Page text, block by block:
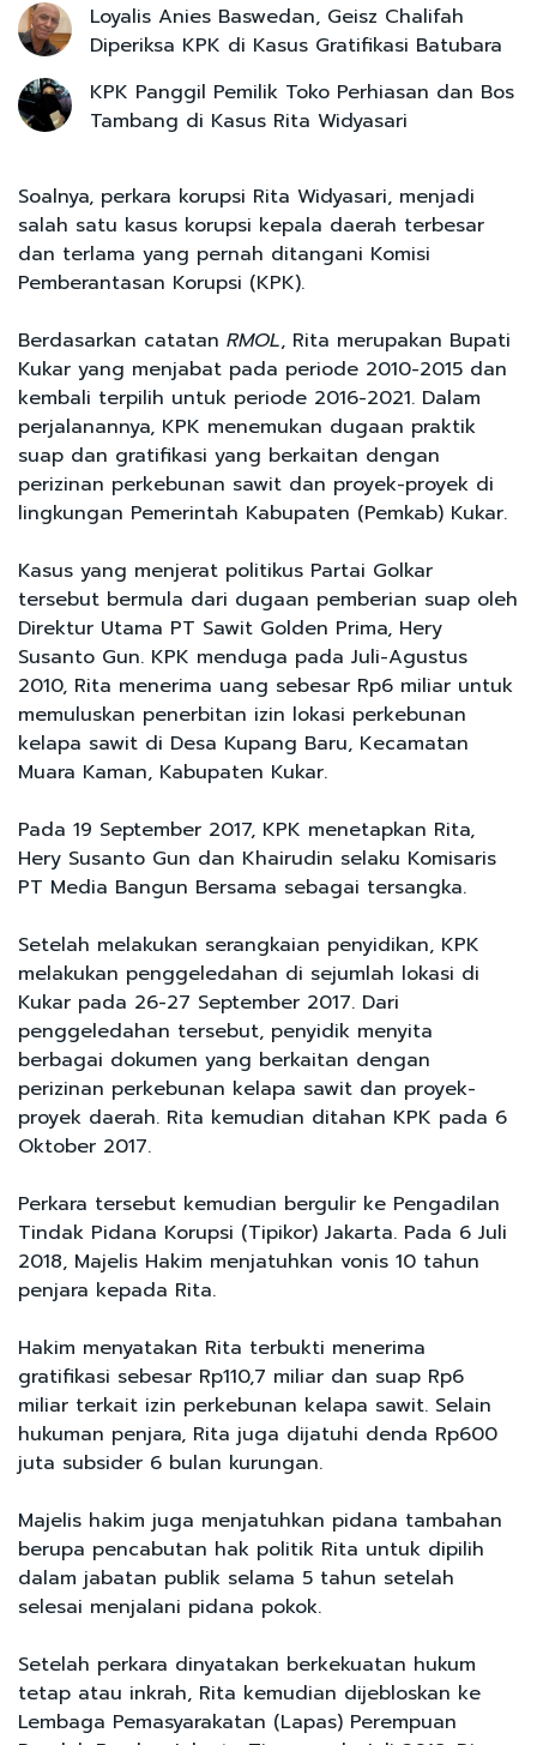
Loyalis Anies Baswedan, Geisz Chalifah
Diperiksa KPK di Kasus Gratifikasi Batubara
KPK Panggil Pemilik Toko Perhiasan dan Bos
Tambang di Kasus Rita Widyasari
Soalnya, perkara korupsi Rita Widyasari, menjadi
salah satu kasus korupsi kepala daerah terbesar
dan terlama yang pernah ditangani Komisi
Pemberantasan Korupsi (KPK).
Berdasarkan catatan RMOL, Rita merupakan Bupati
Kukar yang menjabat pada periode 2010-2015 dan
kembali terpilih untuk periode 2016-2021. Dalam
perjalanannya, KPK menemukan dugaan praktik
suap dan gratifikasi yang berkaitan dengan
perizinan perkebunan sawit dan proyek-proyek di
lingkungan Pemerintah Kabupaten (Pemkab) Kukar.
Kasus yang menjerat politikus Partai Golkar
tersebut bermula dari dugaan pemberian suap oleh
Direktur Utama PT Sawit Golden Prima, Hery
Susanto Gun. KPK menduga pada Juli-Agustus
2010, Rita menerima uang sebesar Rp6 miliar untuk
memuluskan penerbitan izin lokasi perkebunan
kelapa sawit di Desa Kupang Baru, Kecamatan
Muara Kaman, Kabupaten Kukar.
Pada 19 September 2017, KPK menetapkan Rita,
Hery Susanto Gun dan Khairudin selaku Komisaris
PT Media Bangun Bersama sebagai tersangka.
Setelah melakukan serangkaian penyidikan, KPK
melakukan penggeledahan di sejumlah lokasi di
Kukar pada 26-27 September 2017. Dari
penggeledahan tersebut, penyidik menyita
berbagai dokumen yang berkaitan dengan
perizinan perkebunan kelapa sawit dan proyek-
proyek daerah. Rita kemudian ditahan KPK pada 6
Oktober 2017.
Perkara tersebut kemudian bergulir ke Pengadilan
Tindak Pidana Korupsi (Tipikor) Jakarta. Pada 6 Juli
2018, Majelis Hakim menjatuhkan vonis 10 tahun
penjara kepada Rita.
Hakim menyatakan Rita terbukti menerima
gratifikasi sebesar Rp110,7 miliar dan suap Rp6
miliar terkait izin perkebunan kelapa sawit. Selain
hukuman penjara, Rita juga dijatuhi denda Rp600
juta subsider 6 bulan kurungan.
Majelis hakim juga menjatuhkan pidana tambahan
berupa pencabutan hak politik Rita untuk dipilih
dalam jabatan publik selama 5 tahun setelah
selesai menjalani pidana pokok.
Setelah perkara dinyatakan berkekuatan hukum
tetap atau inkrah, Rita kemudian dijebloskan ke
Lembaga Pemasyarakatan (Lapas) Perempuan